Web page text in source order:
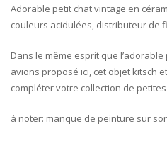
Adorable petit chat vintage en
couleurs acidulées, distributeur de
Dans le même esprit que
avions proposé ici, cet objet kitsch
compléter votre collection de
à noter: manque de peinture sur